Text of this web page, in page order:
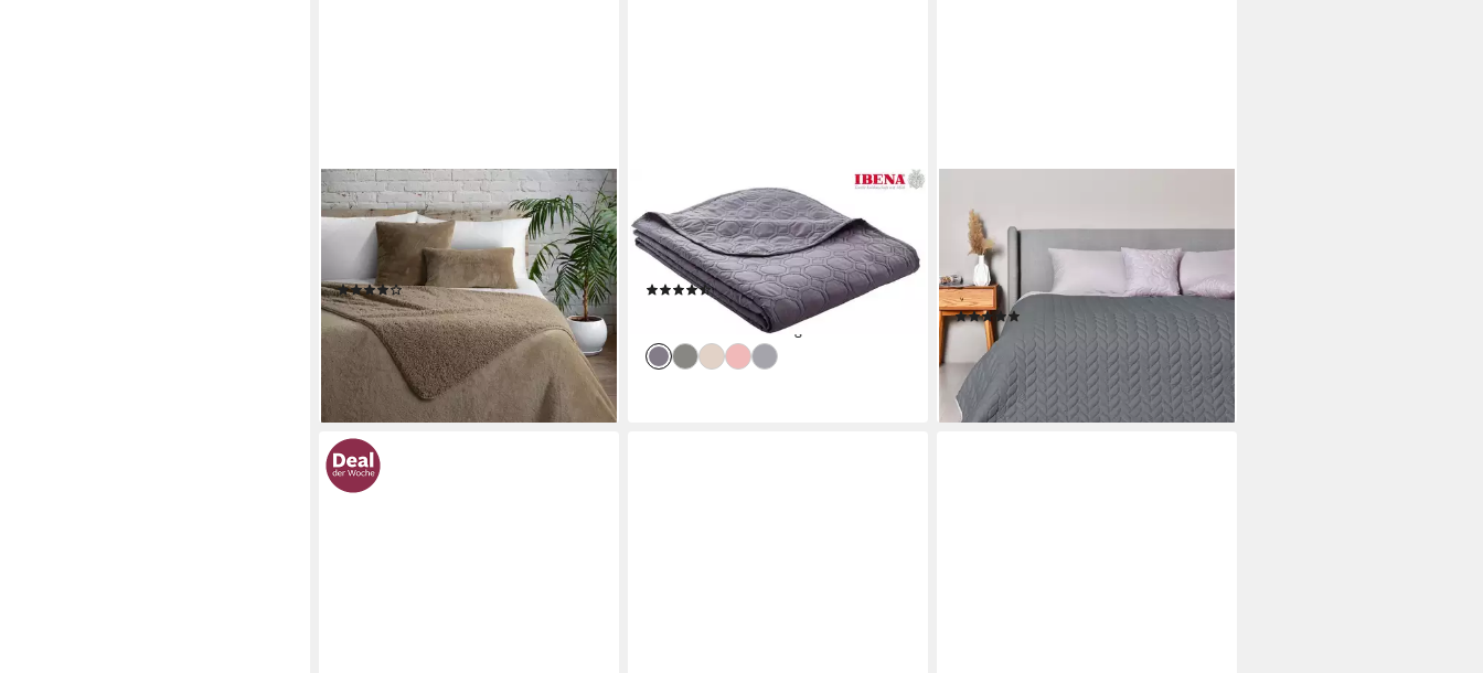
EUROFIRANY
Tagesdecke Fellbettüberwurf NINA,
Felloptik, eleganter Überwurf für
Bett & Sofa beidseitig, kuschelweich
(1)
33,99 € 45,99 €
-26%
lieferbar - in 3-4 Werktagen bei dir
Tagesdecke Sonio, Tagesdecke mit
Steppung in diversen Designs, als
Überwurf geeignet
(1220)
ab 24,90 €
lieferbar - in 4-5 Werktagen bei dir
Bettüberwurf Tagesdecke Überwurf
für Bett Sofa - Zopf-Steppung –
Wendedecke, Wendedecke
Bettüberwurf
ab 44,90 € UVP 69,90 €
-36%
lieferbar - in 2-3 Werktagen bei dir